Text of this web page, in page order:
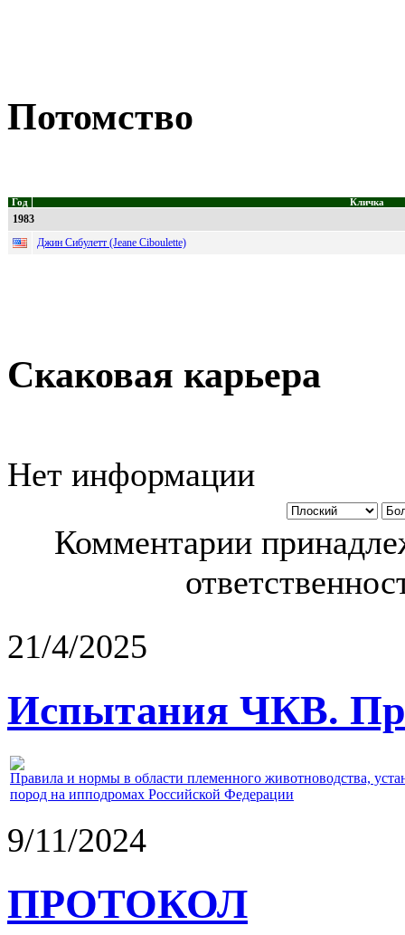
Потомство
Год Кличка
1983
Джин Сибулетт (Jeane Ciboulette)
Скаковая карьера
Нет информации
Комментарии
21/4/2025
Испытания ЧКВ.
Правила и нормы в области племенного животноводства,
пород на ипподромах Российской Федерации
9/11/2024
ПРОТОКОЛ